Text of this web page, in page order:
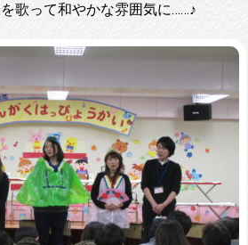
歌って和やかな雰囲気に……♪